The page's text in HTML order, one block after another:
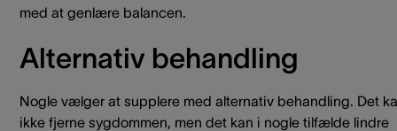
med at genlære balancen.
Alternativ behandling
Nogle vælger at supplere med alternativ behandling. Det
ikke fjerne sygdommen, men det kan i nogle tilfælde lindre